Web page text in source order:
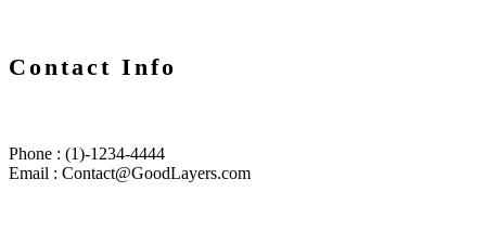
Contact Info
Phone : (1)-1234-4444
Email : Contact@GoodLayers.com